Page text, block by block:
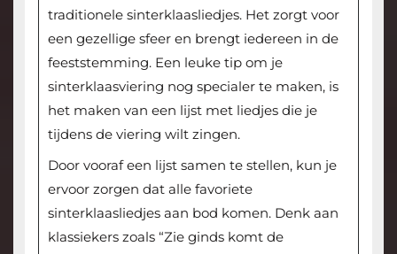
traditionele sinterklaasliedjes. Het zorgt voor
een gezellige sfeer en brengt iedereen in de
feeststemming. Een leuke tip om je
sinterklaasviering nog specialer te maken, is
het maken van een lijst met liedjes die je
tijdens de viering wilt zingen.
Door vooraf een lijst samen te stellen, kun je
ervoor zorgen dat alle favoriete
sinterklaasliedjes aan bod komen. Denk aan
klassiekers zoals “Zie ginds komt de